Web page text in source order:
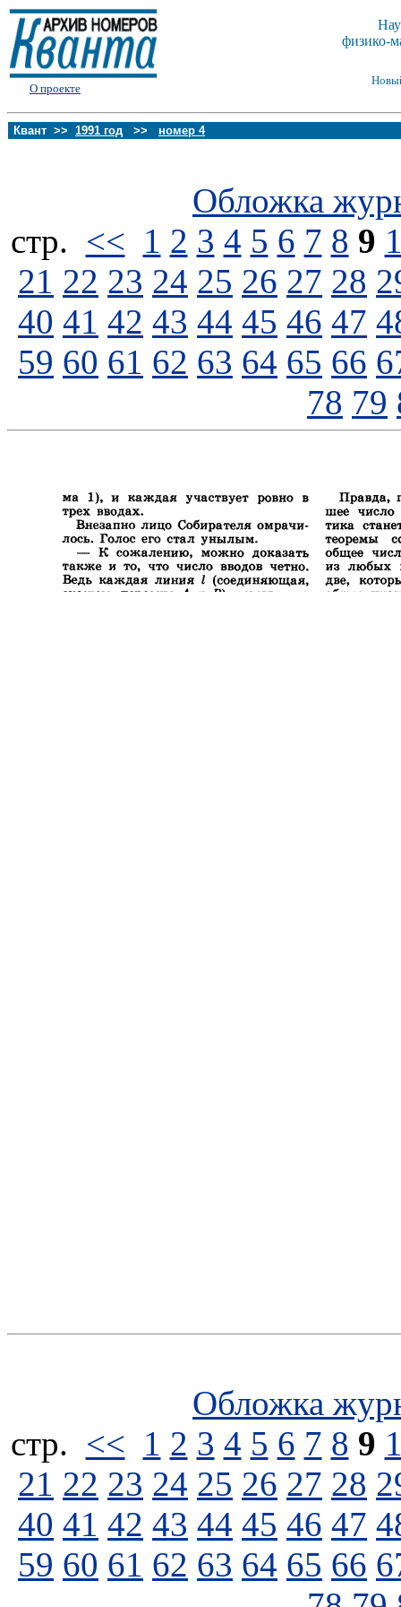
О проекте
физико-
Квант >> 1991 год >> номер 4
Обложка
стp. << 1 2 3 4 5 6 7 8 9
21 22 23 24 25 26 27 28
40 41 42 43 44 45 46 47
59 60 61 62 63 64 65 66
78 79
Обложка
стp. << 1 2 3 4 5 6 7 8 9
21 22 23 24 25 26 27 28
40 41 42 43 44 45 46 47
59 60 61 62 63 64 65 66